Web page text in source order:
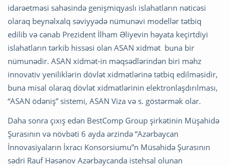
idarəetməsi sahəsində genişmiqyaslı islahatların nəticəsi
olaraq beynəlxalq səviyyədə nümunəvi modellər tətbiq
edilib və cənab Prezident İlham Əliyevin həyata keçirtdiyi
islahatların tərkib hissəsi olan ASAN xidmət buna bir
nümunədir. ASAN xidmət-in məqsədlərindən biri məhz
innovativ yeniliklərin dövlət xidmətlərinə tətbiq edilməsidir,
buna misal olaraq dövlət xidmətlərinin elektronlaşdırılması,
“ASAN ödəniş” sistemi, ASAN Viza və s. göstərmək olar.
Daha sonra çıxış edən BestComp Group şirkətinin Müşahidə
Şurasının və növbəti 6 ayda ərzində “Azərbaycan
İnnovasiyaların İxracı Konsorsiumu”n Müsahidə Şurasının
sədri Rauf Həsənov Azərbaycanda istehsal olunan